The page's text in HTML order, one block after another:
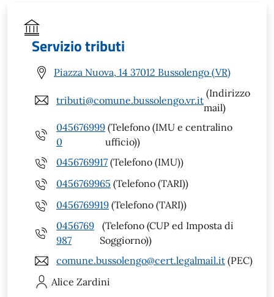
Servizio tributi
Piazza Nuova, 14 37012 Bussolengo (VR)
tributi@comune.bussolengo.vr.it
(Indirizzo
mail)
045676999
0
(Telefono (IMU e centralino
ufficio))
0456769917 (Telefono (IMU))
0456769965 (Telefono (TARI))
0456769919 (Telefono (TARI))
0456769
987
(Telefono (CUP ed Imposta di
Soggiorno))
comune.bussolengo@cert.legalmail.it (PEC)
Alice Zardini